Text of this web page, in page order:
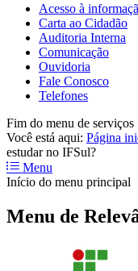
Acesso à
Carta ao Cidadão
Auditoria Interna
Comunicação
Ouvidoria
Fale Conosco
Telefones
Fim do menu de serviços
Você está aqui: Página
estudar no IFSul?
Menu
Início do menu principal
Menu de